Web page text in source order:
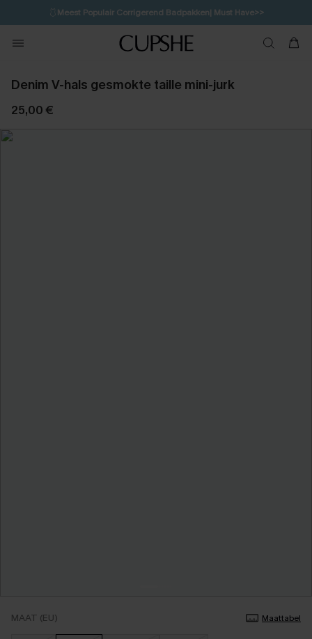
🩱Meest Populair Corrigerend Badpakken| Must Have>>
💌Abonneer je & ontvang tot 15% korting>>
Koop 3, krijg 15% korting | CODE: SW15
Denim V-hals gesmokte taille mini-jurk
25,00 €
MAAT (EU) Maattabel